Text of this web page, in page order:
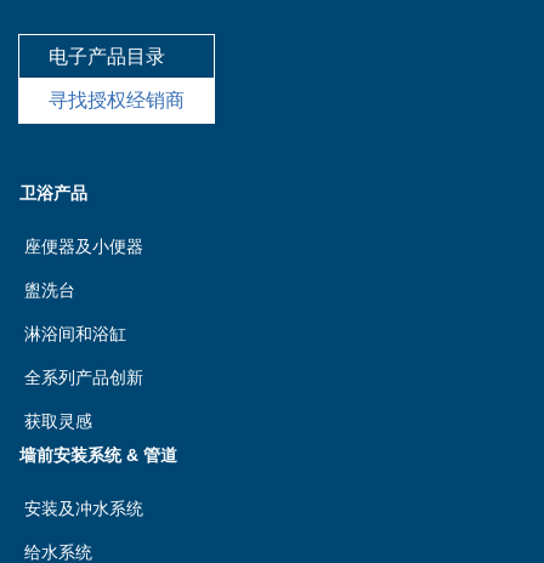
电子产品目录
寻找授权经销商
卫浴产品
座便器及小便器
盥洗台
淋浴间和浴缸
全系列产品创新
获取灵感
墙前安装系统 & 管道
安装及冲水系统
给水系统